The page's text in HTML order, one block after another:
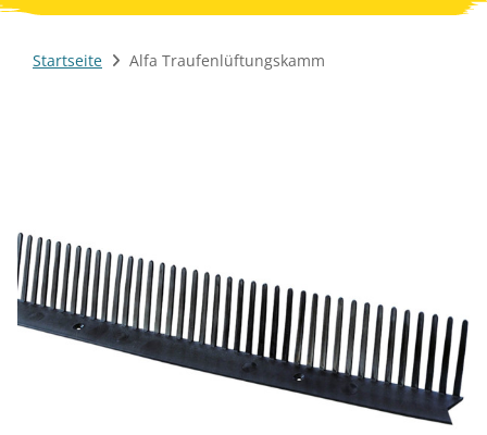
Startseite Alfa Traufenlüftungskamm